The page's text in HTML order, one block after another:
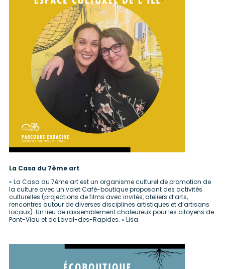
La Casa du 7ème art
« La Casa du 7ème art est un organisme culturel de promotion de
la culture avec un volet Café-boutique proposant des activités
culturelles (projections de films avec invités, ateliers d’arts,
rencontres autour de diverses disciplines artistiques et d’artisans
locaux). Un lieu de rassemblement chaleureux pour les citoyens de
Pont-Viau et de Laval-des-Rapides. » Lisa.